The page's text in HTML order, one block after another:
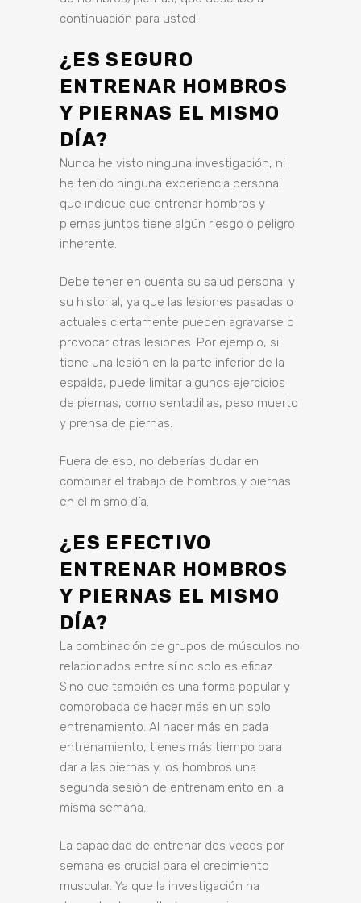
continuación para usted.
¿ES SEGURO
ENTRENAR HOMBROS
Y PIERNAS EL MISMO
DÍA?
Nunca he visto ninguna investigación, ni
he tenido ninguna experiencia personal
que indique que entrenar hombros y
piernas juntos tiene algún riesgo o peligro
inherente.
Debe tener en cuenta su salud personal y
su historial, ya que las lesiones pasadas o
actuales ciertamente pueden agravarse o
provocar otras lesiones. Por ejemplo, si
tiene una lesión en la parte inferior de la
espalda, puede limitar algunos ejercicios
de piernas, como sentadillas, peso muerto
y prensa de piernas.
Fuera de eso, no deberías dudar en
combinar el trabajo de hombros y piernas
en el mismo día.
¿ES EFECTIVO
ENTRENAR HOMBROS
Y PIERNAS EL MISMO
DÍA?
La combinación de grupos de músculos no
relacionados entre sí no solo es eficaz.
Sino que también es una forma popular y
comprobada de hacer más en un solo
entrenamiento. Al hacer más en cada
entrenamiento, tienes más tiempo para
dar a las piernas y los hombros una
segunda sesión de entrenamiento en la
misma semana.
La capacidad de entrenar dos veces por
semana es crucial para el crecimiento
muscular. Ya que la investigación ha